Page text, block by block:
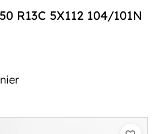
R13C 5X112 104/101N